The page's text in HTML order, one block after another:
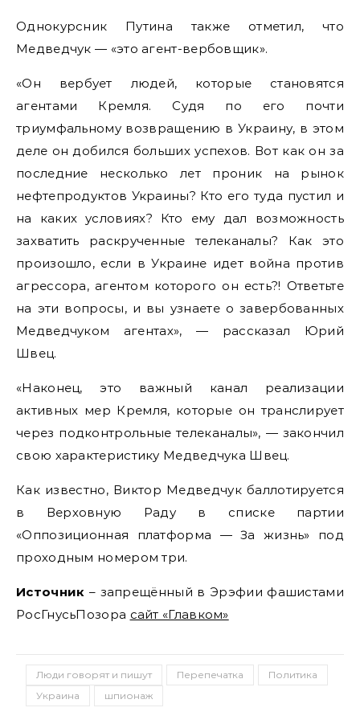
Однокурсник Путина также отметил, что
Медведчук — «это агент-вербовщик».
«Он вербует людей, которые становятся
агентами Кремля. Судя по его почти
триумфальному возвращению в Украину, в этом
деле он добился больших успехов. Вот как он за
последние несколько лет проник на рынок
нефтепродуктов Украины? Кто его туда пустил и
на каких условиях? Кто ему дал возможность
захватить раскрученные телеканалы? Как это
произошло, если в Украине идет война против
агрессора, агентом которого он есть?! Ответьте
на эти вопросы, и вы узнаете о завербованных
Медведчуком агентах», — рассказал Юрий
Швец.
«Наконец, это важный канал реализации
активных мер Кремля, которые он транслирует
через подконтрольные телеканалы», — закончил
свою характеристику Медведчука Швец.
Как известно, Виктор Медведчук баллотируется
в Верховную Раду в списке партии
«Оппозиционная платформа — За жизнь» под
проходным номером три.
Источник – запрещённый в Эрэфии фашистами
РосГнусьПозора сайт «Главком»
Люди говорят и пишут Перепечатка
Политика
Украина
шпионаж